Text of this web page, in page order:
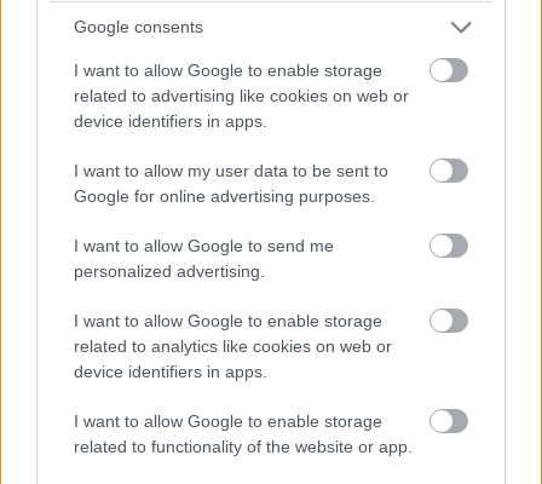
Google consents
I want to allow Google to enable storage
related to advertising like cookies on web or
device identifiers in apps.
I want to allow my user data to be sent to
Google for online advertising purposes.
I want to allow Google to send me
personalized advertising.
I want to allow Google to enable storage
related to analytics like cookies on web or
device identifiers in apps.
I want to allow Google to enable storage
related to functionality of the website or app.
A tavalyi kísérleti fázis után idén hivatalosan is elindítja tudatos
internet-használatra nevelő programját a Gazdasági
Versenyhivatal (GVH); a Digitális Tinik programhoz bármely
iskola csatlakozhat - közölte a hivatal hétfőn az MTI-vel.
A következő napokban 140 ezer notebook kiosztása